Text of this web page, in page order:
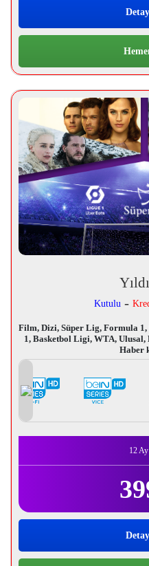
Kutulu -
Film, Dizi, Süper Lig, Formula
1, Basketbol Ligi, WTA, Ulusal,
Haber
12